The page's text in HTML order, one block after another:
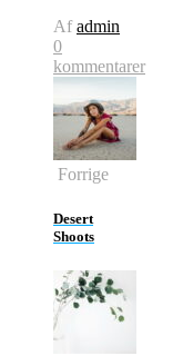
Afadmin
0
kommentarer
Forrige
Desert
Shoots